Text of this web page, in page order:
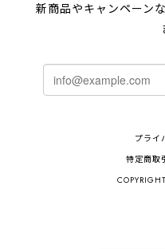
新商品やキャンペーン
プライ
特定商取